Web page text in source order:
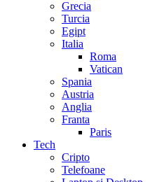
Grecia
Turcia
Egipt
Italia
Roma
Vatican
Spania
Austria
Anglia
Franta
Paris
Tech
Cripto
Telefoane